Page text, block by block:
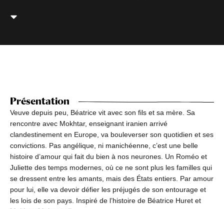
Présentation
Veuve depuis peu, Béatrice vit avec son fils et sa mère. Sa
rencontre avec Mokhtar, enseignant iranien arrivé
clandestinement en Europe, va bouleverser son quotidien et ses
convictions. Pas angélique, ni manichéenne, c’est une belle
histoire d’amour qui fait du bien à nos neurones. Un Roméo et
Juliette des temps modernes, où ce ne sont plus les familles qui
se dressent entre les amants, mais des États entiers. Par amour
pour lui, elle va devoir défier les préjugés de son entourage et
les lois de son pays. Inspiré de l’histoire de Béatrice Huret et